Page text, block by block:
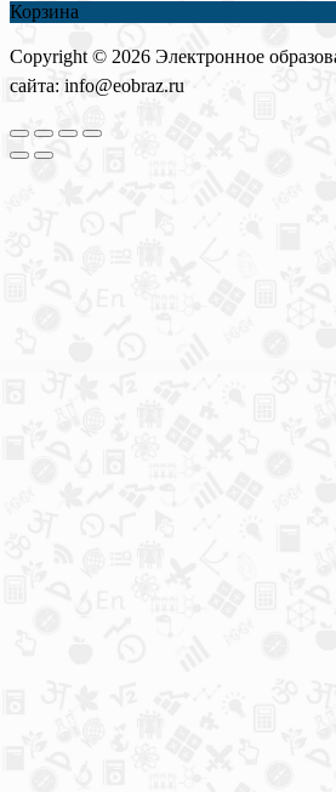
Корзина
Copyright © 2026 Электронное
сайта: info@eobraz.ru